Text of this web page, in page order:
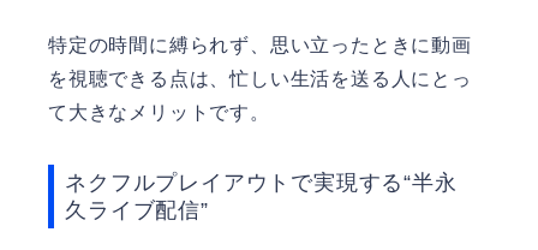
特定の時間に縛られず、思い立ったときに動画
を視聴できる点は、忙しい生活を送る人にとっ
て大きなメリットです。
ネクフルプレイアウトで実現する“半永
久ライブ配信”